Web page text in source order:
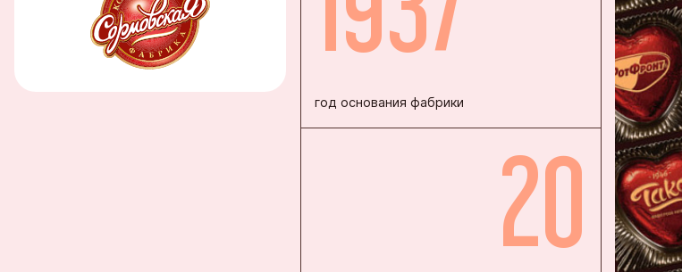
Воронежская кондитерская фабрика
Йошкар-Олинская кондитерская фабрика
Кондитерская фирма «ТАКФ»
Шоколадная фабрика «Новосибирская»
год основания фабрики
20